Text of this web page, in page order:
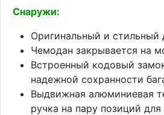
Снаружи:
Оригинальный и стильный
Чемодан закрывается на
Встроенный кодовый
надежной сохранности
Выдвижная алюминиевая
ручка на пару позиций для